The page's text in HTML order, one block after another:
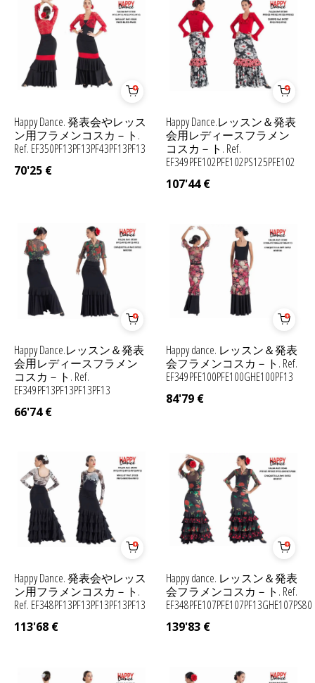
Happy Dance. 発表会やレッス
ン用フラメンコスカ－ト.
Ref. EF350PF13PF13PF43PF13PF13
70'25 €
Happy Dance.レッスン＆発表
会用レディースフラメン
コスカ－ト. Ref.
EF349PFE102PFE102PS125PFE102
107'44€
Happy Dance.レッスン＆発表
会用レディースフラメン
コスカ－ト. Ref.
EF349PF13PF13PF13PF13
66'74€
Happy dance. レッスン＆発表
会フラメンコスカ－ト. Ref.
EF349PFE100PFE100GHE100PF13
84'79 €
Happy Dance. 発表会やレッス
ン用フラメンコスカ－ト.
Ref. EF348PF13PF13PF13PF13PF13
113'68 €
Happy dance. レッスン＆発表
会フラメンコスカ－ト. Ref.
EF348PFE107PFE107PF13GHE107PS80
139'83 €